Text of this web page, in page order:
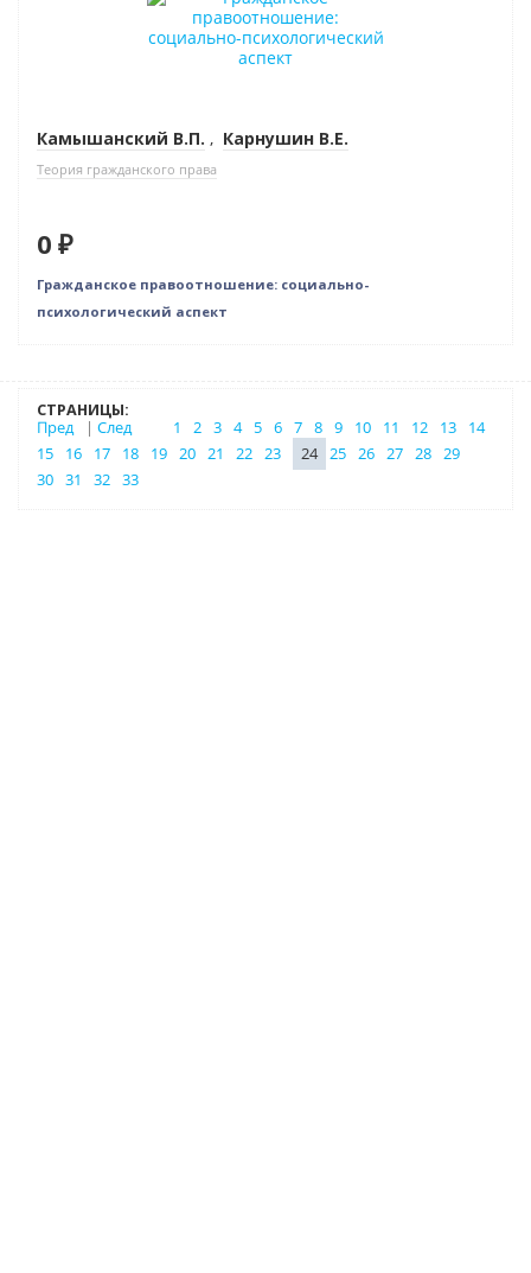
Камышанский В.П. , Карнушин В.Е.
Теория гражданского права
0 ₽
Гражданское правоотношение: социально-
психологический аспект
СТРАНИЦЫ:
Пред
| След 1 2 3 4 5 6 7 8 9 10 11 12 13
14
15
16 17 18 19 20 21 22 23 24 25 26 27 28 29
30 31 32 33